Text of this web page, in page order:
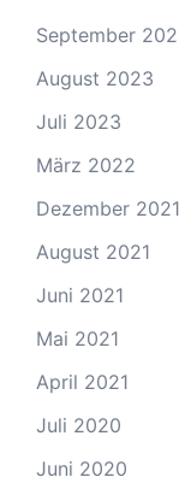
September
August 2023
Juli 2023
März 2022
Dezember 2021
August 2021
Juni 2021
Mai 2021
April 2021
Juli 2020
Juni 2020